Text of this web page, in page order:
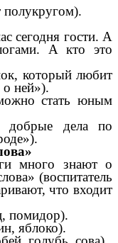
полукругом).
сегодня гости. А
А кто это
который любит
о ней»).
стать юным
добрые дела по
много знают о
(воспитатель
что входит
помидор).
яблоко).